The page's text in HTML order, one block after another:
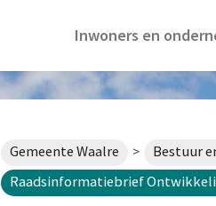
Inwoners en
Gemeente Waalre > Bestuur
Raadsinformatiebrief